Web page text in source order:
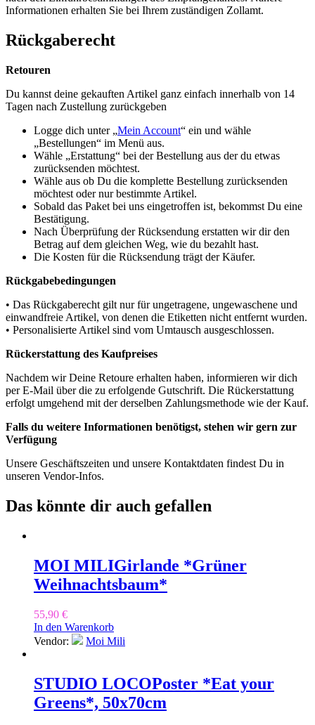
Informationen erhalten Sie bei Ihrem zuständigen Zollamt.
Rückgaberecht
Retouren
Du kannst deine gekauften Artikel ganz einfach innerhalb von 14
Tagen nach Zustellung zurückgeben
Logge dich unter „Mein Account“ ein und wähle
„Bestellungen“ im Menü aus.
Wähle „Erstattung“ bei der Bestellung aus der du etwas
zurücksenden möchtest.
Wähle aus ob Du die komplette Bestellung zurücksenden
möchtest oder nur bestimmte Artikel.
Sobald das Paket bei uns eingetroffen ist, bekommst Du eine
Bestätigung.
Nach Überprüfung der Rücksendung erstatten wir dir den
Betrag auf dem gleichen Weg, wie du bezahlt hast.
Die Kosten für die Rücksendung trägt der Käufer.
Rückgabebedingungen
• Das Rückgaberecht gilt nur für ungetragene, ungewaschene und
einwandfreie Artikel, von denen die Etiketten nicht entfernt wurden.
• Personalisierte Artikel sind vom Umtausch ausgeschlossen.
Rückerstattung des Kaufpreises
Nachdem wir Deine Retoure erhalten haben, informieren wir dich
per E-Mail über die zu erfolgende Gutschrift. Die Rückerstattung
erfolgt umgehend mit der derselben Zahlungsmethode wie der Kauf.
Falls du weitere Informationen benötigst, stehen wir gern zur
Verfügung
Unsere Geschäftszeiten und unsere Kontaktdaten findest Du in
unseren Vendor-Infos.
Das könnte dir auch gefallen
MOI MILIGirlande *Grüner
Weihnachtsbaum*
55,90 €
In den Warenkorb
Vendor:
Moi Mili
STUDIO LOCOPoster *Eat your
Greens*, 50x70cm